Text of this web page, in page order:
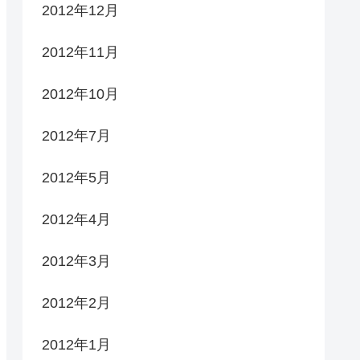
2012年12月
2012年11月
2012年10月
2012年7月
2012年5月
2012年4月
2012年3月
2012年2月
2012年1月